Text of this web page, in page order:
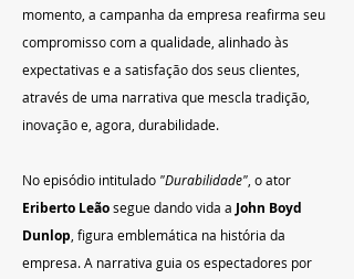
momento, a campanha da empresa reafirma seu
compromisso com a qualidade, alinhado às
expectativas e a satisfação dos seus clientes,
através de uma narrativa que mescla tradição,
inovação e, agora, durabilidade.
No episódio intitulado "Durabilidade" , o ator
Eriberto Leão segue dando vida a John Boyd
Dunlop , figura emblemática na história da
empresa. A narrativa guia os espectadores por